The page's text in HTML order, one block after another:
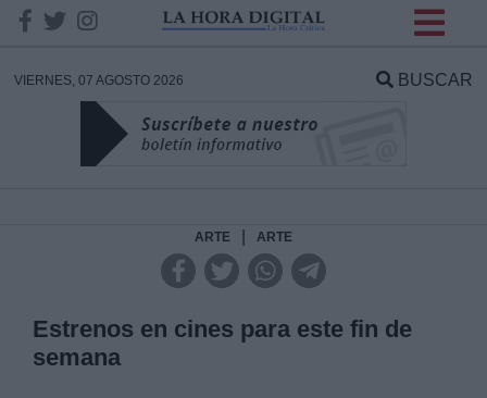
VIERNES, 07 AGOSTO 2026 BUSCAR
ARTE ARTE
Estrenos en cines para este fin de
semana
DATOS
Responsable: